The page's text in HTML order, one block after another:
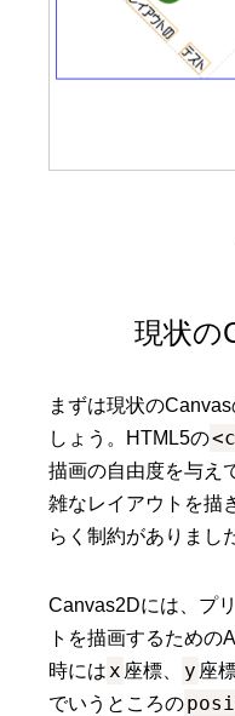
現状の
まずは現状の
しょう。HTML5の
描画の自由度を与え
雑なレイアウトを描
らく制約がありまし
Canvas2Dには、プ
トを描画するための
時にはx 座標、 y 座
でいうところの